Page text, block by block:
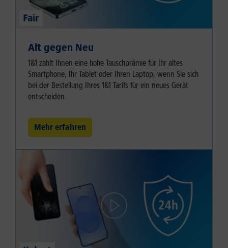
Alt gegen Neu
1&1 zahlt Ihnen eine hohe Tauschprämie für Ihr altes
Smartphone, Ihr Tablet oder Ihren Laptop, wenn Sie sich
bei der Bestellung Ihres 1&1 Tarifs für ein neues Gerät
entscheiden.
Mehr erfahren